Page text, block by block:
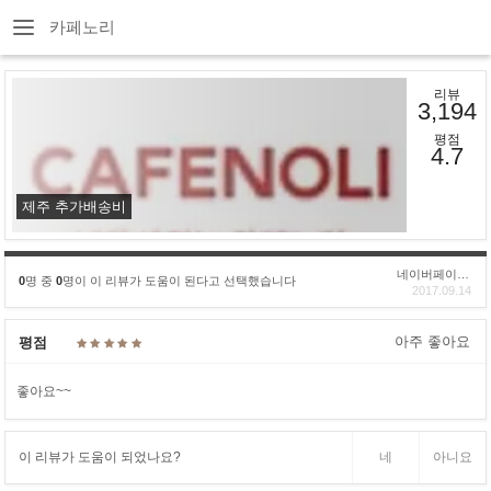
카페노리
제주 추가배송비
리뷰
3,194
평점
4.7
0명 중 0명이 이 리뷰가 도움이 된다고 선택했습니다
2017.09.14
평점 아주 좋아요
좋아요~~
이 리뷰가 도움이 되었나요? 네 아니요